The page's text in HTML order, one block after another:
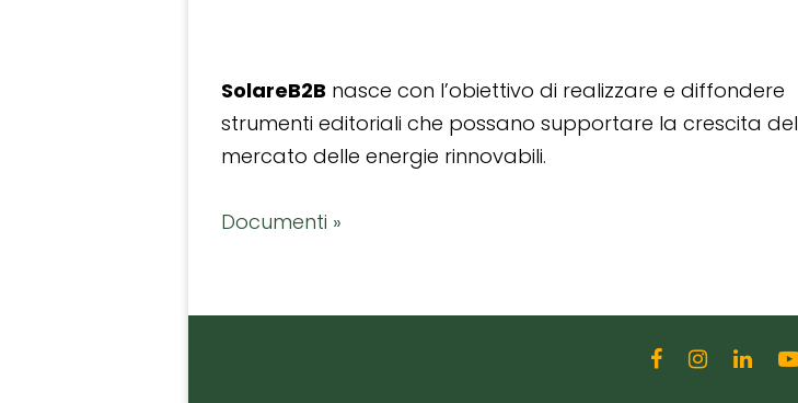
SolareB2B nasce con l’obiettivo di realizzare e diffondere
strumenti editoriali che possano supportare la crescita del
mercato delle energie rinnovabili.
Documenti »